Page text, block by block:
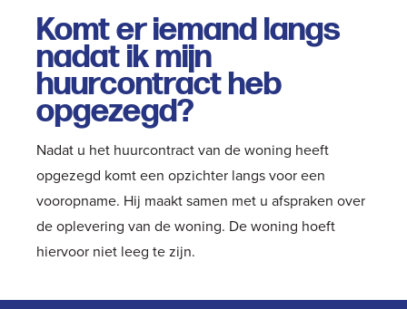
Komt er iemand langs
nadat ik mijn
huurcontract heb
opgezegd?
Nadat u het huurcontract van de woning heeft
opgezegd komt een opzichter langs voor een
vooropname. Hij maakt samen met u afspraken over
de oplevering van de woning. De woning hoeft
hiervoor niet leeg te zijn.